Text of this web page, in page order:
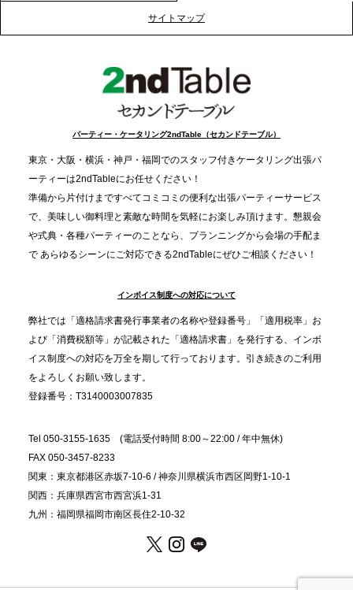
事提供を実施へ
TBS「Nスタ」で、2ndTable「1DISH」が紹介され
2025.11.21
プレスリリースのご案内｜忘年会は“移動時間ゼロ
分”の時代へ。法人注文が前年比5倍に伸びた「宅配
オードブル」が提案する、新しい乾杯文化
プレスリリースのご案内｜職場で完結する“忘年会・
納会ケータリング”が人気。幹事負担を軽減し、社内
コミュニケーションを促進
サイトマップ
パーティー・ケータリング2ndTable（セカンドテーブル）
東京・大阪・横浜・神戸・福岡でのスタッフ付きケータリング出張パ
ーティーは2ndTableにお任せください！
準備から片付けまですべてコミコミの便利な出張パーティーサービス
で、美味しい御料理と素敵な時間を気軽にお楽しみ頂けます。懇親会
や式典・各種パーティーのことなら、プランニングから会場の手配ま
で あらゆるシーンにご対応できる2ndTableにぜひご相談ください！
インボイス制度への対応について
弊社では「適格請求書発行事業者の名称や登録番号」「適用税率」お
よび「消費税額等」が記載された「適格請求書」を発行する、インボ
イス制度への対応を万全を期して行っております。引き続きのご利用
をよろしくお願い致します。
登録番号：T3140003007835
Tel 050-3155-1635 (電話受付時間 8:00～22:00 / 年中無休)
FAX 050-3457-8233
関東：東京都港区赤坂7-10-6 / 神奈川県横浜市西区岡野1-10-1
関西：兵庫県西宮市西宮浜1-31
九州：福岡県福岡市南区長住2-10-32